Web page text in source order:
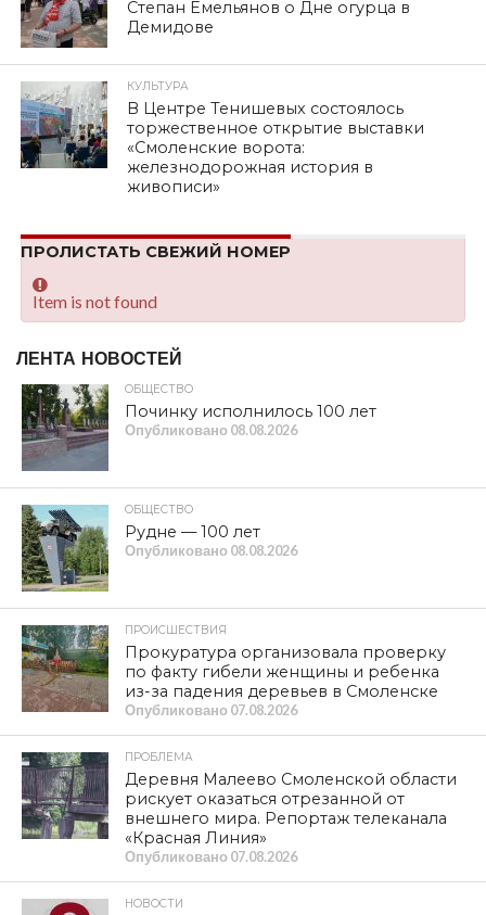
Степан Емельянов о Дне огурца в
Демидове
КУЛЬТУРА
В Центре Тенишевых состоялось
торжественное открытие выставки
«Смоленские ворота:
железнодорожная история в
живописи»
ПРОЛИСТАТЬ СВЕЖИЙ НОМЕР
Item is not found
ЛЕНТА НОВОСТЕЙ
ОБЩЕСТВО
Починку исполнилось 100 лет
Опубликовано 08.08.2026
ОБЩЕСТВО
Рудне — 100 лет
Опубликовано 08.08.2026
ПРОИСШЕСТВИЯ
Прокуратура организовала проверку
по факту гибели женщины и ребенка
из-за падения деревьев в Смоленске
Опубликовано 07.08.2026
ПРОБЛЕМА
Деревня Малеево Смоленской области
рискует оказаться отрезанной от
внешнего мира. Репортаж телеканала
«Красная Линия»
Опубликовано 07.08.2026
НОВОСТИ